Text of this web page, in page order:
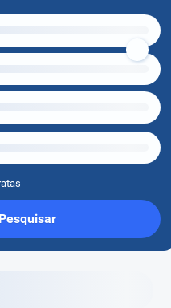
Pesquisar